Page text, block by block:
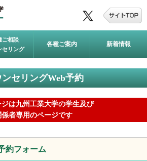
ご相談
セリング
各種ご案内 新着情報
ンセリングWeb予約
ジは九州工業大学の学生及び
係者専用のページです
約フォーム